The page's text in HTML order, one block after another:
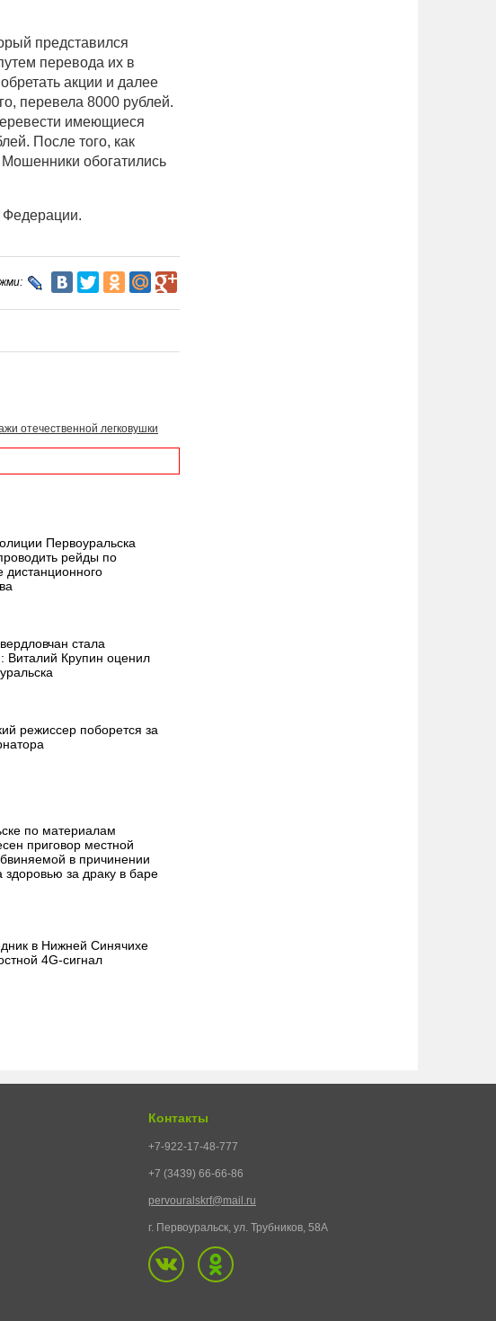
представился
перевода их в
акции и далее
перевела 8000 рублей.
имеющиеся
После того, как
обогатились
Федерации.
отечественной легковушки
Первоуральска
рейды по
дистанционного
стала
Виталий Крупин оценил
режиссер поборется за
по материалам
приговор местной
в причинении
здоровью за драку в баре
в Нижней Синячихе
4G-сигнал
Контакты
+7-922-17-48-777
+7 (3439) 66-66-86
pervouralskrf@mail.ru
г. Первоуральск, ул. Трубников, 58А